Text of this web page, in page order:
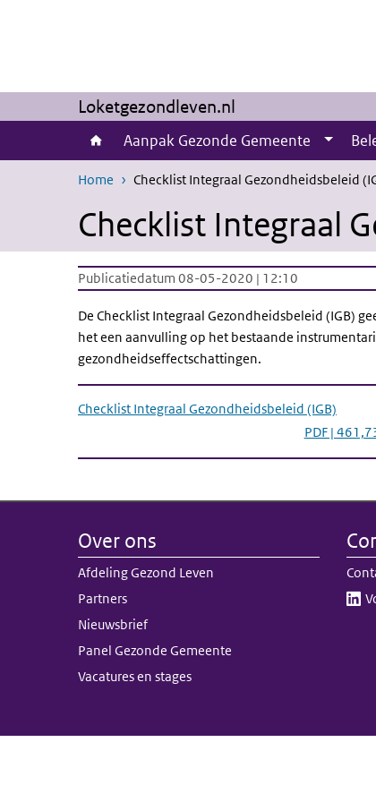
Loketgezondleven.nl
Aanpak Gezonde Gemeente
Home Checklist Integraal Gezondheidsbeleid
Checklist Integraal
Publicatiedatum 08-05-2020 | 12:10
De Checklist Integraal Gezondheidsbeleid (IGB)
het een aanvulling op het bestaande
gezondheidseffectschattingen.
Checklist Integraal Gezondheidsbeleid (IGB)
PDF |
Over ons
Afdeling Gezond Leven
Partners
Nieuwsbrief
Panel Gezonde Gemeente
Vacatures en stages